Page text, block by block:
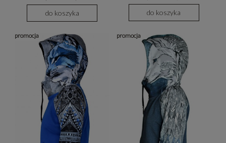
do koszyka do koszyka
promocja promocja